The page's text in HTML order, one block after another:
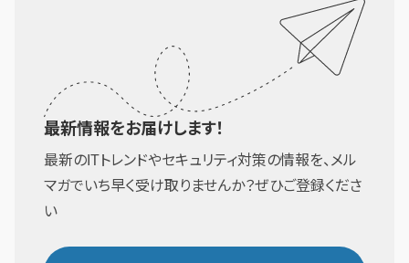
最新情報をお届けします！
最新のITトレンドやセキュリティ対策の情報を、メル
マガでいち早く受け取りませんか？ぜひご登録くださ
い